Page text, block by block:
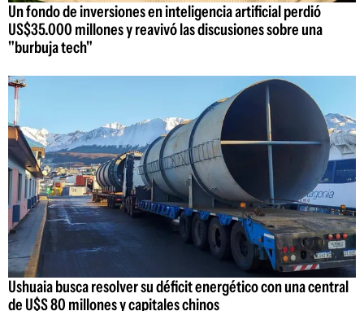
Un fondo de inversiones en inteligencia artificial perdió
US$35.000 millones y reavivó las discusiones sobre una
"burbuja tech"
Ushuaia busca resolver su déficit energético con una central
de U$S 80 millones y capitales chinos